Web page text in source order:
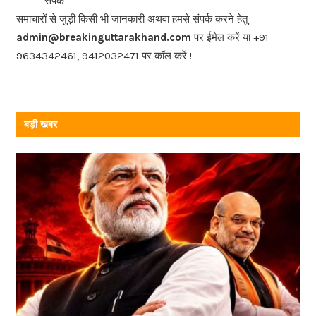
o
o
k
समाचारों से जुड़ी किसी भी जानकारी अथवा हमसे संपर्क करने हेतु
admin@breakinguttarakhand.com पर ईमेल करें या +91
9634342461, 9412032471 पर कॉल करें !
बड़ी खबर